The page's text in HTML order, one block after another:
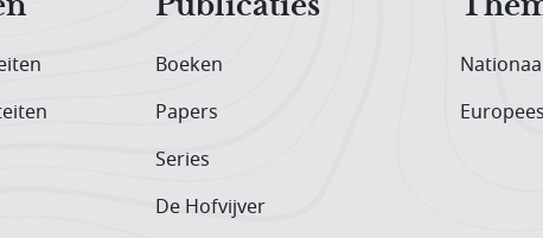
Boeken
Papers
Series
De Hofvijver